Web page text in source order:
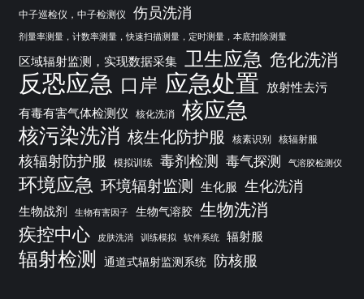
中子巡检仪，中子检测仪 伤员洗消
剂量率测量，计数率测量，快速扫描测量，定时测量，本底扣除测量
区域辐射监测，实现数据采集 卫生应急 危化洗消
反恐应急 口岸 应急处置
放射性去污
有毒有害气体检测仪
核化洗消 核应急
核污染洗消 核生化防护服 核素识别 核辐射服
核辐射防护服 模拟训练 毒剂检测 毒气探测 气溶胶检测仪
环境应急 环境辐射监测 生化服 生化洗消
生物战剂 生物有害因子 生物气溶胶 生物洗消
疾控中心
皮肤洗消 训练模拟 软件系统 辐射服
辐射检测 通道式辐射监测系统 防核服